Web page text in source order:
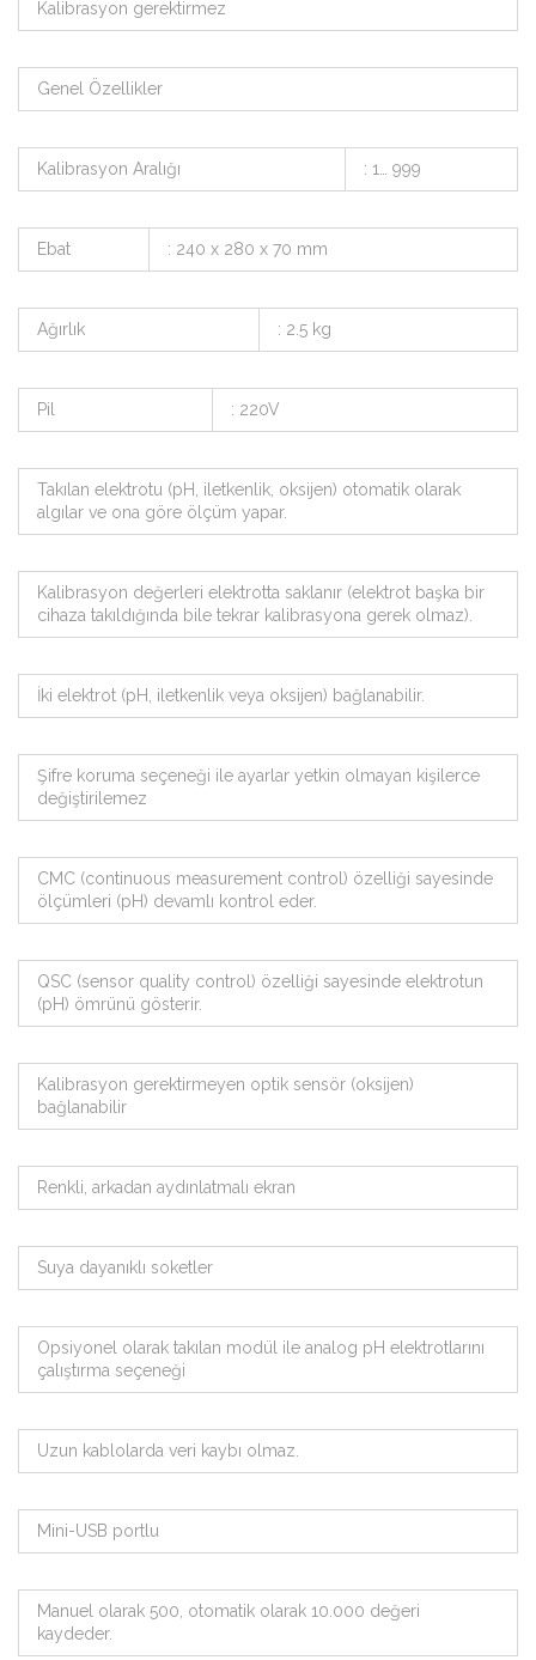
Kalibrasyon gerektirmez
Genel Özellikler
Kalibrasyon Aralığı : 1… 999
Ebat : 240 x 280 x 70 mm
Ağırlık : 2.5 kg
Pil : 220V
Takılan elektrotu (pH, iletkenlik, oksijen) otomatik olarak
algılar ve ona göre ölçüm yapar.
Kalibrasyon değerleri elektrotta saklanır (elektrot başka bir
cihaza takıldığında bile tekrar kalibrasyona gerek olmaz).
İki elektrot (pH, iletkenlik veya oksijen) bağlanabilir.
Şifre koruma seçeneği ile ayarlar yetkin olmayan kişilerce
değiştirilemez
CMC (continuous measurement control) özelliği sayesinde
ölçümleri (pH) devamlı kontrol eder.
QSC (sensor quality control) özelliği sayesinde elektrotun
(pH) ömrünü gösterir.
Kalibrasyon gerektirmeyen optik sensör (oksijen)
bağlanabilir
Renkli, arkadan aydınlatmalı ekran
Suya dayanıklı soketler
Opsiyonel olarak takılan modül ile analog pH elektrotlarını
çalıştırma seçeneği
Uzun kablolarda veri kaybı olmaz.
Mini-USB portlu
Manuel olarak 500, otomatik olarak 10.000 değeri
kaydeder.